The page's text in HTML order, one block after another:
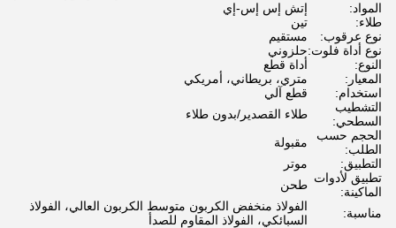
المواد:
إتش إس إس-إي
طلاء:
تين
نوع عرقوب:
مستقيم
نوع أداة فلوت:حلزوني
النوع:
أداة قطع
المعيار:
متري، بريطاني، أمريكي
استخدام:
قطع آلي
التشطيب
السطحي:
طلاء القصدير/بدون طلاء
الحجم حسب
الطلب:
مقبولة
التطبيق:
موتر
تطبيق لأدوات
الماكينة:
طحن
مناسبة:
الفولاذ منخفض الكربون متوسط ​​الكربون العالي، الفولاذ
السبائكي، الفولاذ المقاوم للصدأ